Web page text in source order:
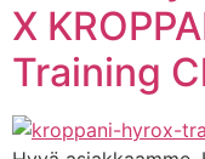
X
Training